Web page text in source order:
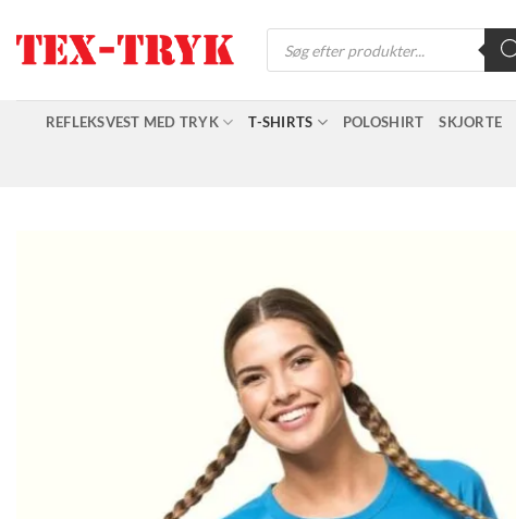
indhold
Products
search
REFLEKSVEST MED TRYK T-SHIRTS POLOSHIRT SKJORTE